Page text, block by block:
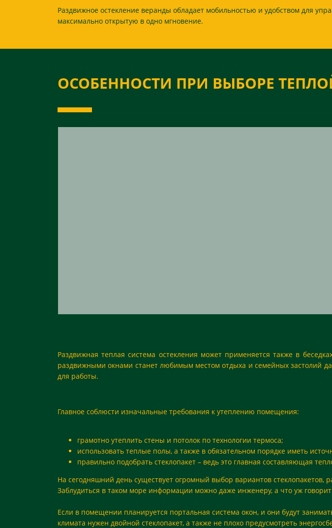
Раздвижное остекление веранды обладает мобильностью и удобством для
максимально открытую в одно мгновение.
ОСОБЕННОСТИ ПРИ ВЫБОРЕ
Раздвижная теплая система остекления может применяется также в
раздвижными окнами станет любимым местом отдыха и семейных застолий
для работы.
Главное соблюсти изначальные требования к утеплению помещения:
грамотно утеплить стены и потолок по технологии термоса;
использовать теплые полы, а также в обязательном порядке иметь
правильно подобрать стеклопакет – ведь это главная составляющая
На сегодняшний день существует огромный выбор вариантов стеклопакетов,
Заблудиться в таком море информации можно даже инженеру, а что уж
Если в помещении планируется портальная система окон, и они будут
климата нужен двойной стеклопакет, а также не плохо предусмотреть